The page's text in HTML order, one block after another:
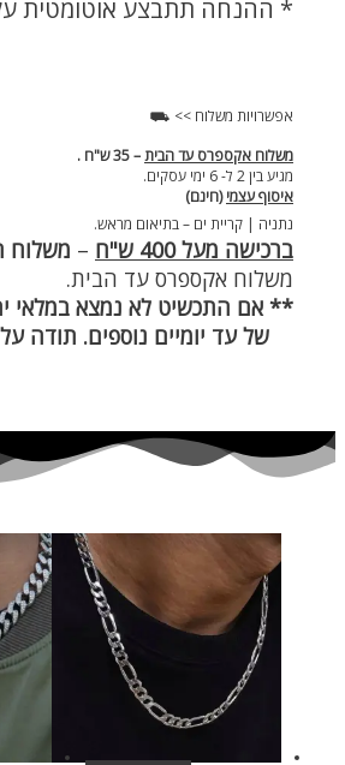
* ההנחה תתבצע אוטומטית
אפשרויות משלוח >> ⛟
משלוח אקספרס עד הבית– 35 ש"ח .
מגיע בין 2 ל- 6 ימי עסקים.
איסוף עצמי(חינם)
נתניה | קריית ים – בתיאום מראש.
ברכישה מעל 400 ש"ח – משלוח
משלוח אקספרס עד הבית.
** אם התכשיט לא נמצא במלאי
של עד יומיים נוספים. תודה